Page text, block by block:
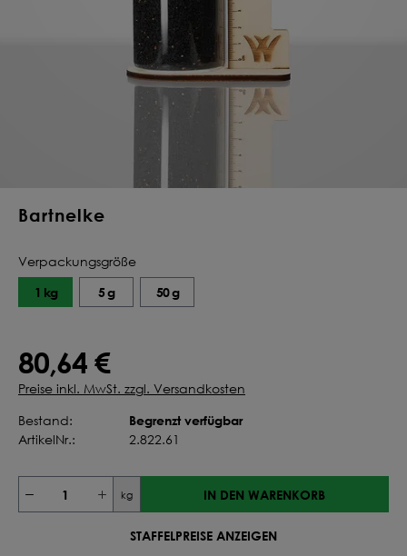
Bartnelke
Verpackungsgröße
1 kg 5 g 50 g
80,64 €
Preise inkl. MwSt. zzgl. Versandkosten
Bestand:
Begrenzt verfügbar
ArtikelNr.: 2.822.61
kg IN DEN WARENKORB
STAFFELPREISE ANZEIGEN
Deine Saat-
konfigurieren
QUALITÄT VOM PROFI
INDIVIDUELL FÜR DICH
JETZT KONFIGURIEREN